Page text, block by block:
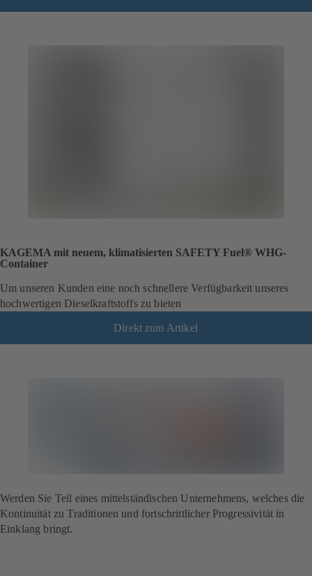
KAGEMA mit neuem, klimatisierten SAFETY Fuel® WHG-
Container
Um unseren Kunden eine noch schnellere Verfügbarkeit unseres
hochwertigen Dieselkraftstoffs zu bieten
Direkt zum Artikel
Werden Sie Teil eines mittelständischen Unternehmens, welches die
Kontinuität zu Traditionen und fortschrittlicher Progressivität in
Einklang bringt.